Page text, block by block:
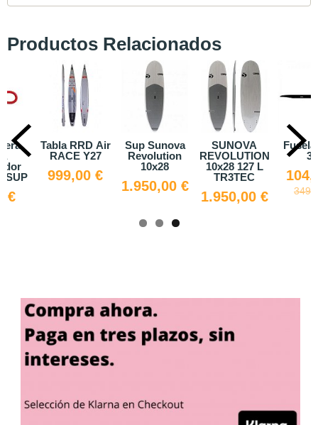
Productos Relacionados
SUP
€
Tabla RRD Air
RACE Y27
999,00 €
Sup Sunova
Revolution
10x28
1.950,00 €
SUNOVA
REVOLUTION
10x28 127 L
TR3TEC
1.950,00 €